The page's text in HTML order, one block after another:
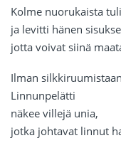
Kolme nuorukaista tuli
ja levitti hänen
jotta voivat siinä
Ilman silkkiruumistaan
Linnunpelätti
näkee villejä unia,
jotka johtavat linnut